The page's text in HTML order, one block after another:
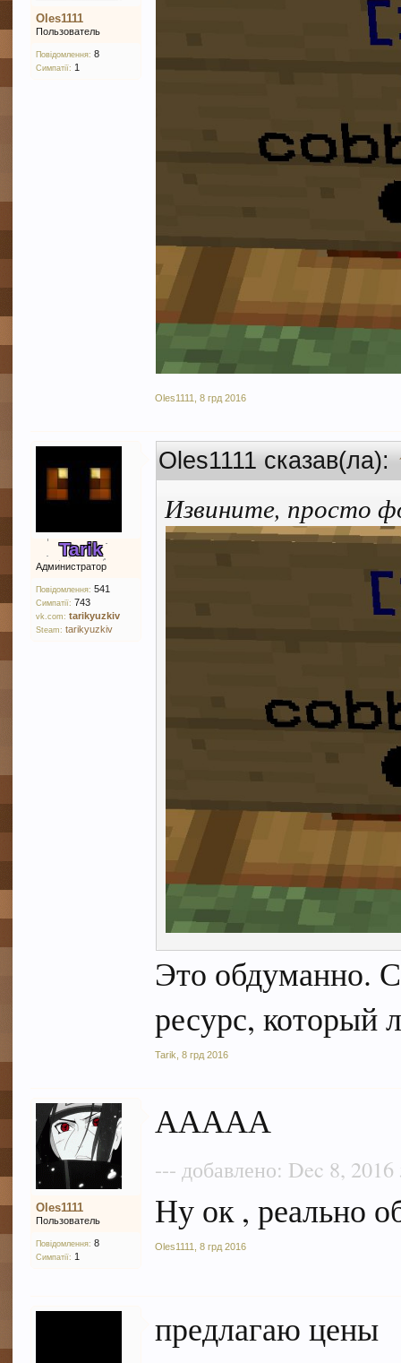
Oles1111
Пользователь
Повідомлення: 8
Симпатії: 1
Oles1111 ,8 грд 2016
Tarik
Администратор
Повідомлення: 541
Симпатії: 743
vk.com: tarikyuzkiv
Steam: tarikyuzkiv
Oles1111 сказав(ла):
Извините, просто
Это обдуманно.
ресурс, который
Tarik ,8 грд 2016
Oles1111
Пользователь
Повідомлення: 8
Симпатії: 1
ААААА
--- добавлено: Dec 8,
Ну ок , реально
Oles1111 ,8 грд 2016
предлагаю цены